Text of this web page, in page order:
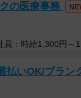
も、疲れも出
り越える旅の
一息つけた、笑
、立派な旅。
の医療事務
員：時給1,300円～
払いOK/ブラン